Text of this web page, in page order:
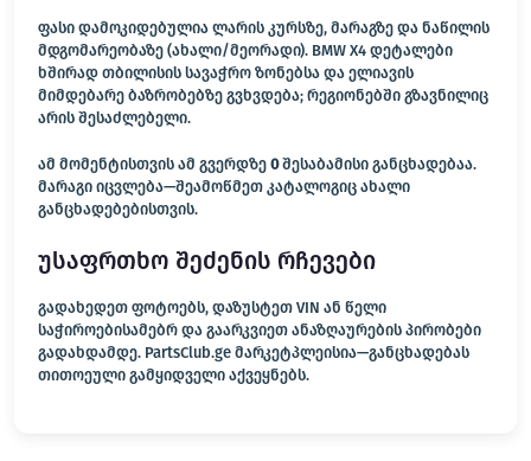
ფასი დამოკიდებულია ლარის კურსზე, მარაგზე და ნაწილის
მდგომარეობაზე (ახალი/მეორადი). BMW X4 დეტალები
ხშირად თბილისის სავაჭრო ზონებსა და ელიავის
მიმდებარე ბაზრობებზე გვხვდება; რეგიონებში გზავნილიც
არის შესაძლებელი.
ამ მომენტისთვის ამ გვერდზე 0შესაბამისი განცხადებაა.
მარაგი იცვლება—შეამოწმეთ კატალოგიც ახალი
განცხადებებისთვის.
უსაფრთხო შეძენის რჩევები
გადახედეთ ფოტოებს, დაზუსტეთ VIN ან წელი
საჭიროებისამებრ და გაარკვიეთ ანაზღაურების პირობები
გადახდამდე. PartsClub.ge მარკეტპლეისია—განცხადებას
თითოეული გამყიდველი აქვეყნებს.